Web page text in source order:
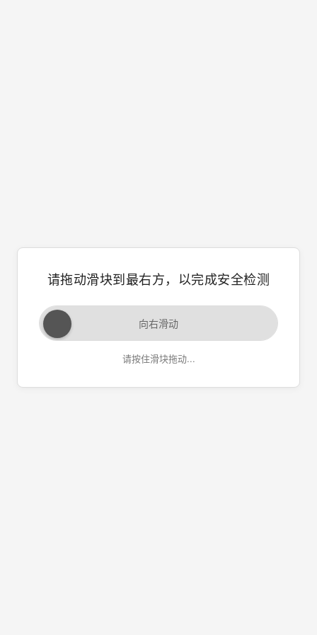
请拖动滑块到最右方，以完成安全检测
向右滑动
请按住滑块拖动...